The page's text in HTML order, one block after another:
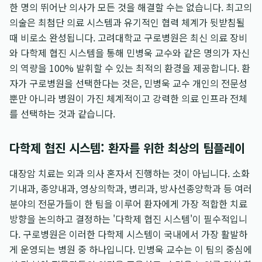
한 명의 뛰어난 의사가 모든 것을 해결할 수는 없습니다. 최고의
의술은 최첨단 의료 시스템과 유기적인 협력 체계가 뒷받침될
때 비로소 완성됩니다. 고려대학교 구로병원은 최신 의료 장비
와 다학제 협진 시스템을 통해 민병욱 교수와 같은 명의가 자신
의 역량을 100% 발휘할 수 있는 최적의 환경을 제공합니다. 환
자가 구로병원을 선택한다는 것은, 민병욱 교수 개인의 전문성
뿐만 아니라 병원이 가진 체계적이고 강력한 의료 인프라 전체
를 선택하는 것과 같습니다.
다학제 협진 시스템: 환자를 위한 최상의 팀플레이
대장암 치료는 외과 의사 혼자서 진행하는 것이 아닙니다. 소화
기내과, 종양내과, 영상의학과, 병리과, 방사선종양학과 등 여러
분야의 전문가들이 한 팀을 이루어 환자에게 가장 적합한 치료
방향을 논의하고 결정하는 '다학제 협진 시스템'이 필수적입니
다. 구로병원은 이러한 다학제 시스템이 국내에서 가장 활발하
게 운영되는 병원 중 하나입니다. 민병욱 교수는 이 팀의 중심에